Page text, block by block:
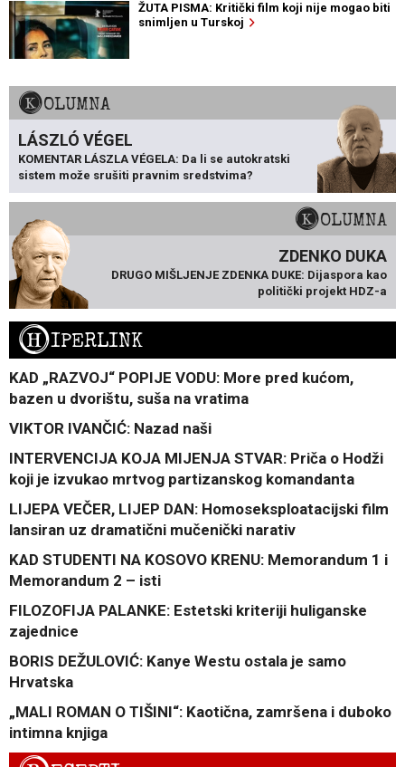
ŽUTA PISMA: Kritički film koji nije mogao biti
snimljen u Turskoj
KOLUMNA
LÁSZLÓ VÉGEL
KOMENTAR LÁSZLA VÉGELA: Da li se autokratski
sistem može srušiti pravnim sredstvima?
KOLUMNA
ZDENKO DUKA
DRUGO MIŠLJENJE ZDENKA DUKE: Dijaspora kao
politički projekt HDZ-a
HIPERLINK
KAD „RAZVOJ“ POPIJE VODU: More pred kućom,
bazen u dvorištu, suša na vratima
VIKTOR IVANČIĆ: Nazad naši
INTERVENCIJA KOJA MIJENJA STVAR: Priča o Hodži
koji je izvukao mrtvog partizanskog komandanta
LIJEPA VEČER, LIJEP DAN: Homoseksploatacijski film
lansiran uz dramatični mučenički narativ
KAD STUDENTI NA KOSOVO KRENU: Memorandum 1 i
Memorandum 2 – isti
FILOZOFIJA PALANKE: Estetski kriteriji huliganske
zajednice
BORIS DEŽULOVIĆ: Kanye Westu ostala je samo
Hrvatska
„MALI ROMAN O TIŠINI“: Kaotična, zamršena i duboko
intimna knjiga